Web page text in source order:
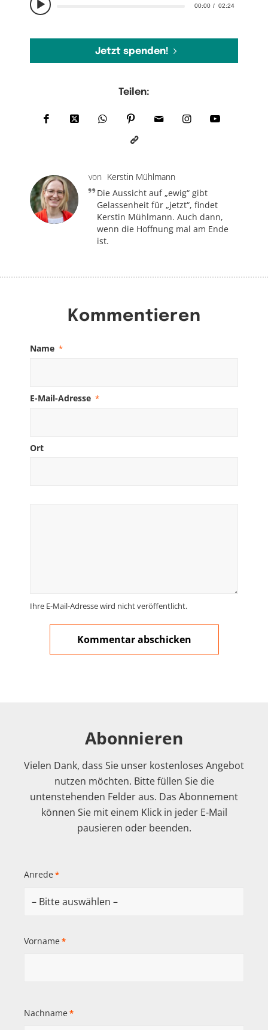
00:00 02:24
Jetzt spenden!
Teilen:
von Kerstin Mühlmann
Die Aussicht auf „ewig“ gibt
Gelassenheit für „jetzt“, findet
Kerstin Mühlmann. Auch dann,
wenn die Hoffnung mal am Ende
ist.
Kommentieren
Name *
E-Mail-Adresse *
Ort
Ihre E-Mail-Adresse wird nicht veröffentlicht.
Abonnieren
Vielen Dank, dass Sie unser kostenloses Angebot
nutzen möchten. Bitte füllen Sie die
untenstehenden Felder aus. Das Abonnement
können Sie mit einem Klick in jeder E-Mail
pausieren oder beenden.
Anrede *
Vorname *
Nachname *